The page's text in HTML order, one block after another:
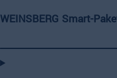
WEINSBERG Smart-